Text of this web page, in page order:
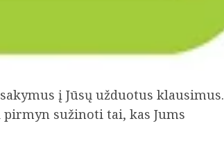
į Jūsų užduotus klausimus.
sužinoti tai, kas Jums